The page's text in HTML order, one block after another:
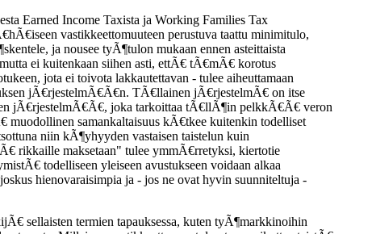
Earned Income Taxista ja Working Families Tax
vastikkeettomuuteen perustuva taattu minimitulo,
ja nousee tyÃ¶tulon mukaan ennen asteittaista
ei kuitenkaan siihen asti, ettÃ€ tÃ€mÃ€ korotus
jota ei toivota lakkautettavan - tulee aiheuttamaan
jÃ€rjestelmÃ€Ã€n. TÃ€llainen jÃ€rjestelmÃ€ on itse
jÃ€rjestelmÃ€Ã€, joka tarkoittaa tÃ€llÃ¶in pelkkÃ€Ã€ veron
samankaltaisuus kÃ€tkee kuitenkin todelliset
niin kÃ¶yhyyden vastaisen taistelun kuin
rikkaille maksetaan" tulee ymmÃ€rretyksi, kiertotie
todelliseen yleiseen avustukseen voidaan alkaa
hienovaraisimpia ja - jos ne ovat hyvin suunniteltuja -
sellaisten termien tapauksessa, kuten tyÃ¶markkinoihin